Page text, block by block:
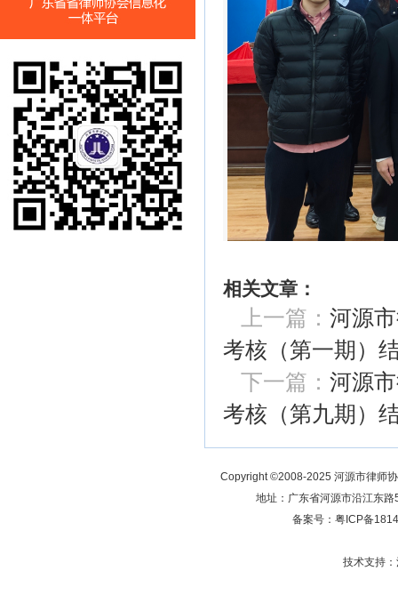
相关文章：
上一篇： 河源
考核（第一期）
下一篇： 河源
考核（第九期）
Copyright ©2008-2025 河源市律师
地址：广东省河源市沿江东
备案号：粤ICP备
技术支持